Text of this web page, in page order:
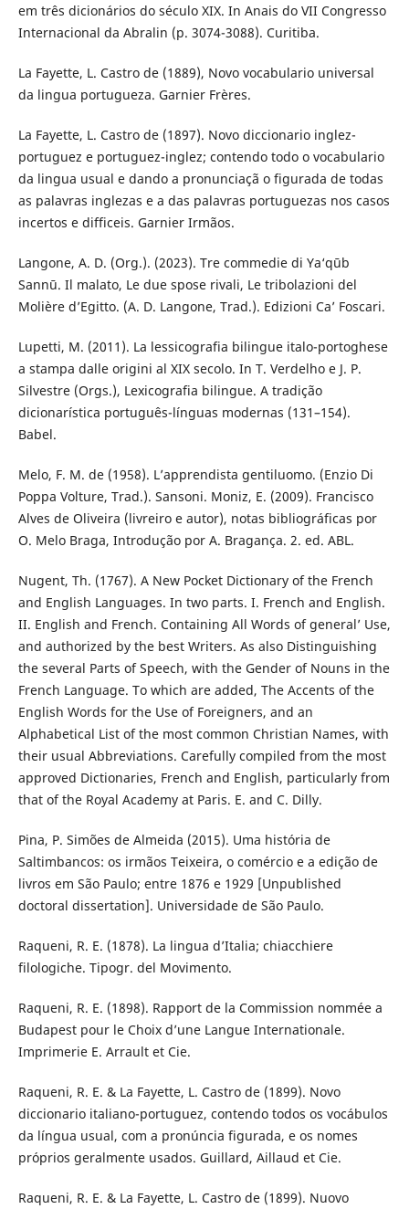
em três dicionários do século XIX. In Anais do VII Congresso
Internacional da Abralin (p. 3074-3088). Curitiba.
La Fayette, L. Castro de (1889), Novo vocabulario universal
da lingua portugueza. Garnier Frères.
La Fayette, L. Castro de (1897). Novo diccionario inglez-
portuguez e portuguez-inglez; contendo todo o vocabulario
da lingua usual e dando a pronunciaçã o figurada de todas
as palavras inglezas e a das palavras portuguezas nos casos
incertos e difficeis. Garnier Irmãos.
Langone, A. D. (Org.). (2023). Tre commedie di Ya‘qūb
Sannū. Il malato, Le due spose rivali, Le tribolazioni del
Molière d’Egitto. (A. D. Langone, Trad.). Edizioni Ca’ Foscari.
Lupetti, M. (2011). La lessicografia bilingue italo-portoghese
a stampa dalle origini al XIX secolo. In T. Verdelho e J. P.
Silvestre (Orgs.), Lexicografia bilingue. A tradição
dicionarística português-línguas modernas (131–154).
Babel.
Melo, F. M. de (1958). L’apprendista gentiluomo. (Enzio Di
Poppa Volture, Trad.). Sansoni. Moniz, E. (2009). Francisco
Alves de Oliveira (livreiro e autor), notas bibliográficas por
O. Melo Braga, Introdução por A. Bragança. 2. ed. ABL.
Nugent, Th. (1767). A New Pocket Dictionary of the French
and English Languages. In two parts. I. French and English.
II. English and French. Containing All Words of general’ Use,
and authorized by the best Writers. As also Distinguishing
the several Parts of Speech, with the Gender of Nouns in the
French Language. To which are added, The Accents of the
English Words for the Use of Foreigners, and an
Alphabetical List of the most common Christian Names, with
their usual Abbreviations. Carefully compiled from the most
approved Dictionaries, French and English, particularly from
that of the Royal Academy at Paris. E. and C. Dilly.
Pina, P. Simões de Almeida (2015). Uma história de
Saltimbancos: os irmãos Teixeira, o comércio e a edição de
livros em São Paulo; entre 1876 e 1929 [Unpublished
doctoral dissertation]. Universidade de São Paulo.
Raqueni, R. E. (1878). La lingua d’Italia; chiacchiere
filologiche. Tipogr. del Movimento.
Raqueni, R. E. (1898). Rapport de la Commission nommée a
Budapest pour le Choix d’une Langue Internationale.
Imprimerie E. Arrault et Cie.
Raqueni, R. E. & La Fayette, L. Castro de (1899). Novo
diccionario italiano-portuguez, contendo todos os vocábulos
da língua usual, com a pronúncia figurada, e os nomes
próprios geralmente usados. Guillard, Aillaud et Cie.
Raqueni, R. E. & La Fayette, L. Castro de (1899). Nuovo